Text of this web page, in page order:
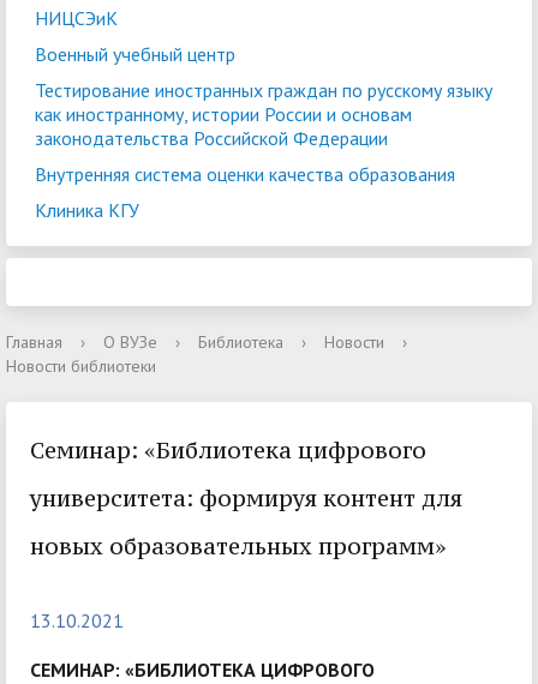
НИЦСЭиК
Военный учебный центр
Тестирование иностранных граждан по русскому языку
как иностранному, истории России и основам
законодательства Российской Федерации
Внутренняя система оценки качества образования
Клиника КГУ
Главная › О ВУЗе › Библиотека › Новости
›
Новости библиотеки
Cеминар: «Библиотека цифрового
университета: формируя контент для
новых образовательных программ»
13.10.2021
CЕМИНАР: «БИБЛИОТЕКА ЦИФРОВОГО